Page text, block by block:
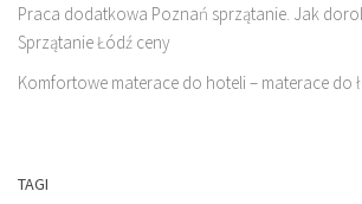
Praca dodatkowa Poznań sprzątanie. Jak
Sprzątanie Łódź ceny
Komfortowe materace do hoteli – materace do
TAGI